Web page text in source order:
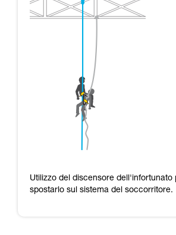
Utilizzo del discensore dell'infortunato
spostarlo sul sistema del soccorritore.